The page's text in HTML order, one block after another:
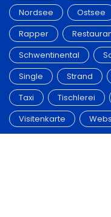
Nordsee
Ostsee
Rapper
Schwentinental
Single
Strand
Taxi
Tischlerei
Visitenkarte